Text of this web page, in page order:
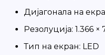
Дијагонала на
Резолуција: 1.366 ×
Тип на екран: LED